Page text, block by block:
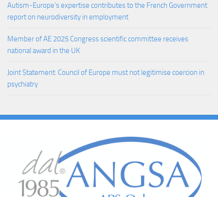
Autism-Europe’s expertise contributes to the French Government
report on neurodiversity in employment
Member of AE 2025 Congress scientific committee receives
national award in the UK
Joint Statement: Council of Europe must not legitimise coercion in
psychiatry